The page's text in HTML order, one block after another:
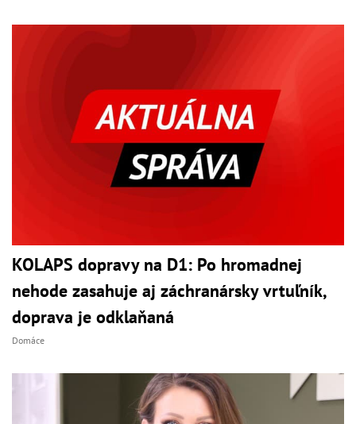
KOLAPS dopravy na D1: Po hromadnej
nehode zasahuje aj záchranársky vrtuľník,
doprava je odklaňaná
Domáce